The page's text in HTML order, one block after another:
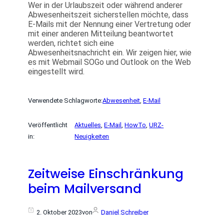
Wer in der Urlaubszeit oder während anderer
Abwesenheitszeit sicherstellen möchte, dass
E-Mails mit der Nennung einer Vertretung oder
mit einer anderen Mitteilung beantwortet
werden, richtet sich eine
Abwesenheitsnachricht ein. Wir zeigen hier, wie
es mit Webmail SOGo und Outlook on the Web
eingestellt wird.
Verwendete Schlagworte:Abwesenheit, E-Mail
Veröffentlicht
in:
Aktuelles, E-Mail, HowTo, URZ-
Neuigkeiten
Zeitweise Einschränkung
beim Mailversand
2. Oktober 2023von Daniel Schreiber